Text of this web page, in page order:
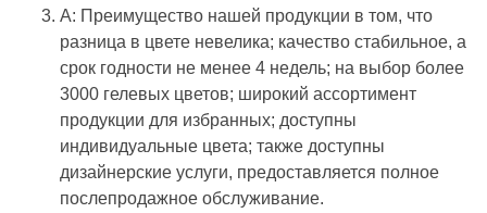
A: Преимущество нашей продукции в том, что
разница в цвете невелика; качество стабильное, а
срок годности не менее 4 недель; на выбор более
3000 гелевых цветов; широкий ассортимент
продукции для избранных; доступны
индивидуальные цвета; также доступны
дизайнерские услуги, предоставляется полное
послепродажное обслуживание.